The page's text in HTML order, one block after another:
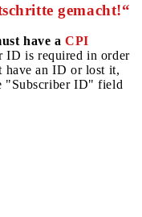
gemacht!“
have aCPI
ID is required in order
have an ID or lost it,
"Subscriber ID" field